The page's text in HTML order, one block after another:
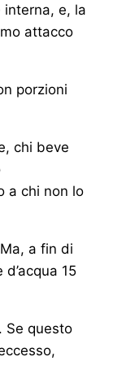
e, la
attacco
porzioni
chi beve
a chi non lo
a fin di
15
Se questo